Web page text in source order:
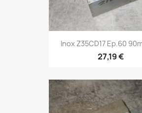
Inox Z35CD17 Ep.60
27,19 €